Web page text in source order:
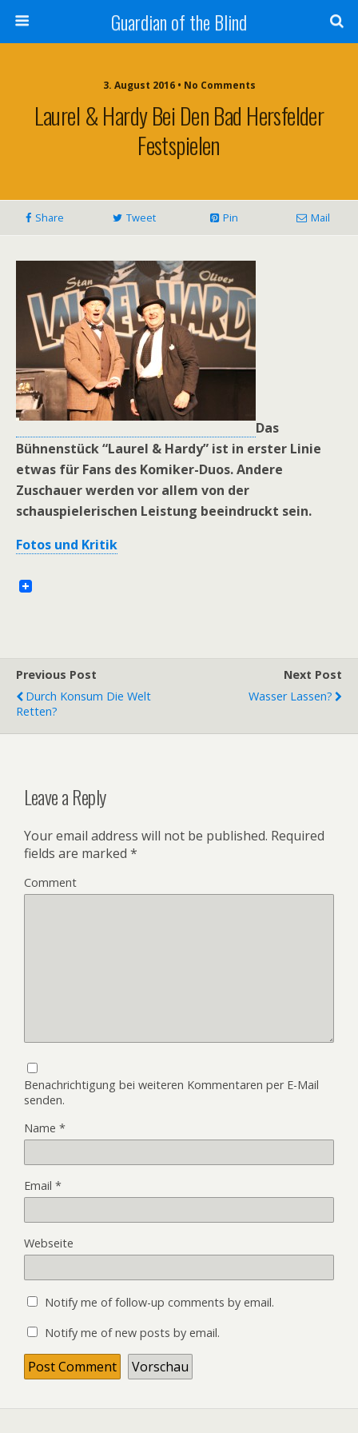
Guardian of the Blind
3. August 2016 • No Comments
Laurel & Hardy Bei Den Bad Hersfelder
Festspielen
Share Tweet Pin Mail
Das
Bühnenstück “Laurel & Hardy” ist in erster Linie
etwas für Fans des Komiker-Duos. Andere
Zuschauer werden vor allem von der
schauspielerischen Leistung beeindruckt sein.
Fotos und Kritik
Previous Post
Durch Konsum Die Welt
Retten?
Next Post
Wasser Lassen?
Leave a Reply
Your email address will not be published. Required
fields are marked *
Comment
Benachrichtigung bei weiteren Kommentaren per E-Mail
senden.
Name *
Email *
Webseite
Notify me of follow-up comments by email.
Notify me of new posts by email.